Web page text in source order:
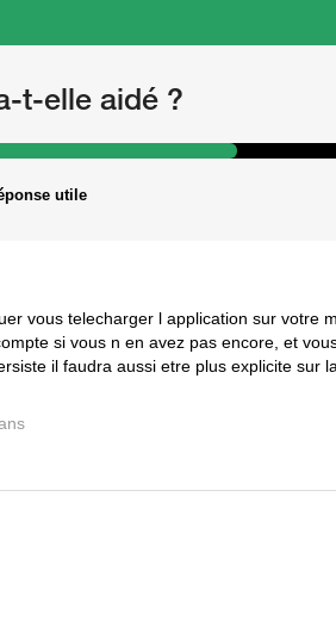
t-elle aidé ?
utile
vous telecharger l application sur votre
si vous n en avez pas encore, et
il faudra aussi etre plus explicite sur